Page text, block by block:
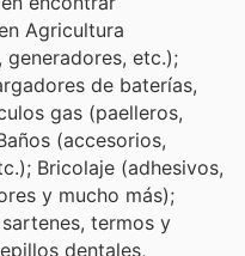
Agricultura
generadores, etc.);
de baterías,
gas (paelleros,
(accesorios,
Bricolaje (adhesivos,
y mucho más);
termos y
dentales,